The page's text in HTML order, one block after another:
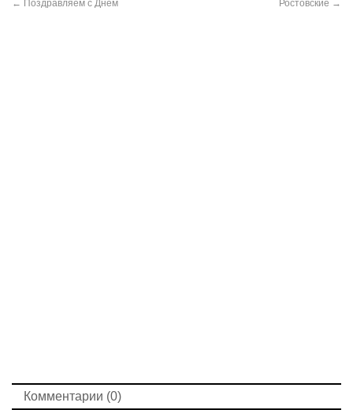
← Поздравляем с Днем Ростовские →
Комментарии (0)